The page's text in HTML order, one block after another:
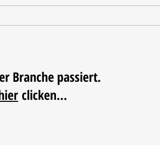
mit Mehrwert:
Branche passiert.
clicken...